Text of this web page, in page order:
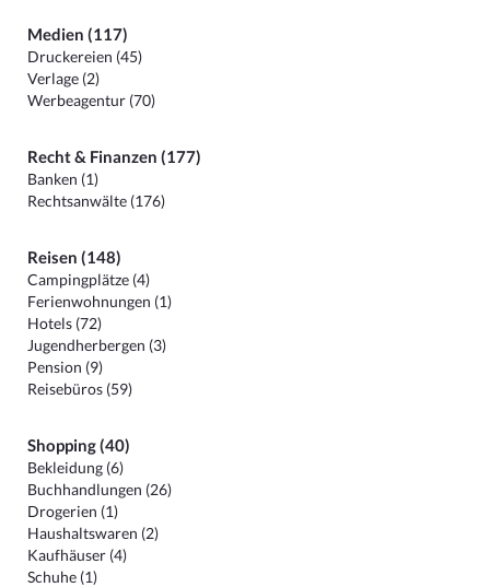
Medien (117)
Druckereien (45)
Verlage (2)
Werbeagentur (70)
Recht & Finanzen (177)
Banken (1)
Rechtsanwälte (176)
Reisen (148)
Campingplätze (4)
Ferienwohnungen (1)
Hotels (72)
Jugendherbergen (3)
Pension (9)
Reisebüros (59)
Shopping (40)
Bekleidung (6)
Buchhandlungen (26)
Drogerien (1)
Haushaltswaren (2)
Kaufhäuser (4)
Schuhe (1)